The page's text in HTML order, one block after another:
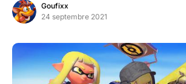
Goufixx
24 septembre 2021